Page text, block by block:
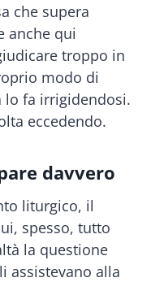
che supera
anche qui
troppo in
modo di
lo fa irrigidendosi.
eccedendo.
davvero
liturgico, il
spesso, tutto
la questione
assistevano alla